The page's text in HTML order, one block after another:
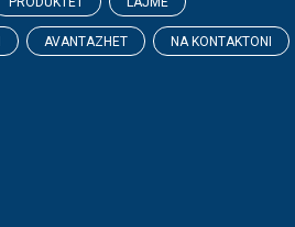
AVANTAZHET NA KONTAKTONI